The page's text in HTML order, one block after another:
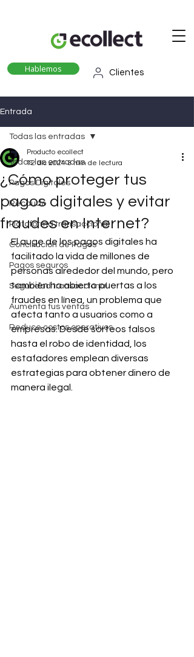
Clientes
Hablemos
Entrada
Todas las entradas
Pagos Digitales
Recaudo
Plataforma transaccional
Conciliación de Pagos
Pagos seguros
Seguridad transaccional
Aumenta tus ventas
Reduce costos operativos
Todas las entradas
¿Cómo proteger tus
pagos digitales y evitar
fraudes en Internet?
Producto ecollect
12 dic 2024 3 min de lectura
El auge de los pagos digitales ha
facilitado la vida de millones de
personas alrededor del mundo, pero
también ha abierto puertas a los
fraudes en línea, un problema que
afecta tanto a usuarios como a
empresas. Desde sorteos falsos
hasta el robo de identidad, los
estafadores emplean diversas
estrategias para obtener dinero de
manera ilegal.